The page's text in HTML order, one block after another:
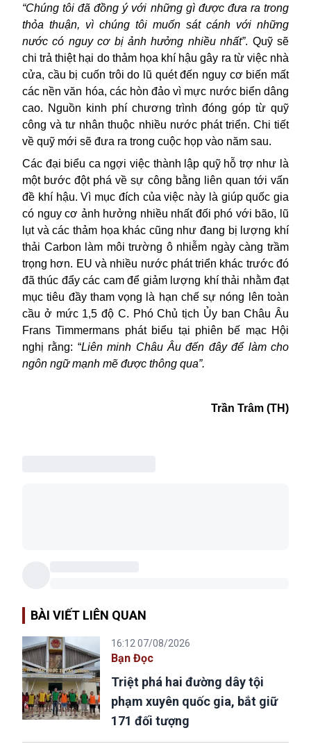
“Chúng tôi đã đồng ý với những gì được đưa ra trong
thỏa thuận, vì chúng tôi muốn sát cánh với những
nước có nguy cơ bị ảnh hưởng nhiều nhất”. Quỹ sẽ
chi trả thiệt hại do thảm họa khí hậu gây ra từ việc nhà
cửa, cầu bị cuốn trôi do lũ quét đến nguy cơ biến mất
các nền văn hóa, các hòn đảo vì mực nước biển dâng
cao. Nguồn kinh phí chương trình đóng góp từ quỹ
công và tư nhân thuộc nhiều nước phát triển. Chi tiết
về quỹ mới sẽ đưa ra trong cuộc họp vào năm sau.
Các đại biểu ca ngợi việc thành lập quỹ hỗ trợ như là
một bước đột phá về sự công bằng liên quan tới vấn
đề khí hậu. Vì mục đích của việc này là giúp quốc gia
có nguy cơ ảnh hưởng nhiều nhất đối phó với bão, lũ
lụt và các thảm họa khác cũng như đang bị lượng khí
thải Carbon làm môi trường ô nhiễm ngày càng trầm
trọng hơn. EU và nhiều nước phát triển khác trước đó
đã thúc đẩy các cam để giảm lượng khí thải nhằm đạt
mục tiêu đầy tham vọng là hạn chế sự nóng lên toàn
cầu ở mức 1,5 độ C. Phó Chủ tịch Ủy ban Châu Âu
Frans Timmermans phát biểu tại phiên bế mạc Hội
nghị rằng: “Liên minh Châu Âu đến đây để làm cho
ngôn ngữ mạnh mẽ được thông qua”.
Trần Trâm (TH)
BÀI VIẾT LIÊN QUAN
16:12 07/08/2026
Bạn Đọc
Triệt phá hai đường dây tội
phạm xuyên quốc gia, bắt giữ
171 đối tượng